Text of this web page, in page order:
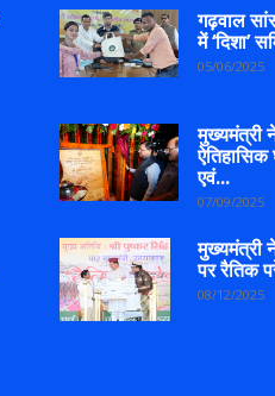
गढ़वाल
में ‘दिशा’
05/06/2025
मुख्यमंत्री
एवं...
07/09/2025
मुख्यमंत्री
पर रैतिक
08/12/2025